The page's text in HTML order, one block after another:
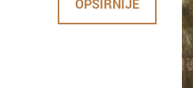
OPŠIRNIJE